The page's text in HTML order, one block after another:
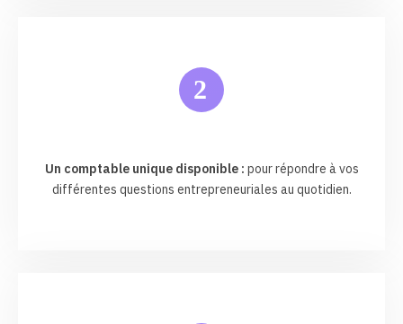
2
Un comptable unique disponible : pour répondre à vos
différentes questions entrepreneuriales au quotidien.